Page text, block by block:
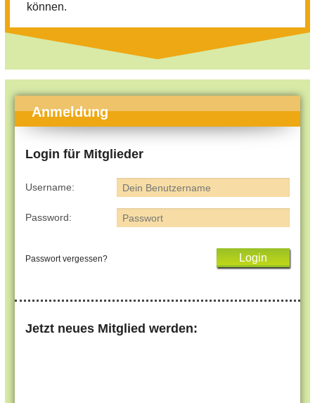
können.
Anmeldung
Login für Mitglieder
Username:
Password:
Passwort vergessen?
Jetzt neues Mitglied werden: